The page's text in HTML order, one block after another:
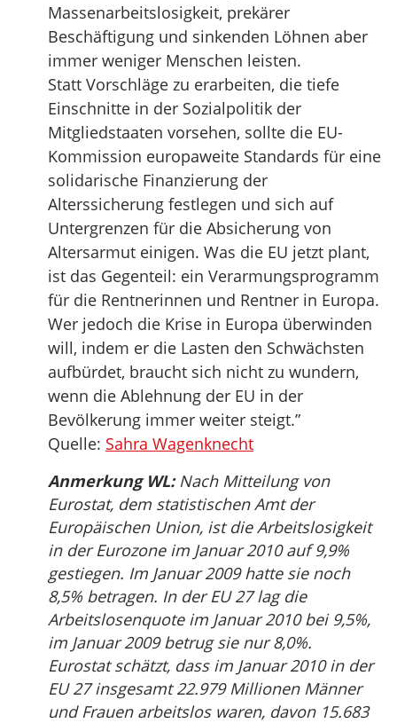
Massenarbeitslosigkeit, prekärer
Beschäftigung und sinkenden Löhnen aber
immer weniger Menschen leisten.
Statt Vorschläge zu erarbeiten, die tiefe
Einschnitte in der Sozialpolitik der
Mitgliedstaaten vorsehen, sollte die EU-
Kommission europaweite Standards für eine
solidarische Finanzierung der
Alterssicherung festlegen und sich auf
Untergrenzen für die Absicherung von
Altersarmut einigen. Was die EU jetzt plant,
ist das Gegenteil: ein Verarmungsprogramm
für die Rentnerinnen und Rentner in Europa.
Wer jedoch die Krise in Europa überwinden
will, indem er die Lasten den Schwächsten
aufbürdet, braucht sich nicht zu wundern,
wenn die Ablehnung der EU in der
Bevölkerung immer weiter steigt.”
Quelle: Sahra Wagenknecht
Anmerkung WL:Nach Mitteilung von
Eurostat, dem statistischen Amt der
Europäischen Union, ist die Arbeitslosigkeit
in der Eurozone im Januar 2010 auf 9,9%
gestiegen. Im Januar 2009 hatte sie noch
8,5% betragen. In der EU 27 lag die
Arbeitslosenquote im Januar 2010 bei 9,5%,
im Januar 2009 betrug sie nur 8,0%.
Eurostat schätzt, dass im Januar 2010 in der
EU 27 insgesamt 22.979 Millionen Männer
und Frauen arbeitslos waren, davon 15.683